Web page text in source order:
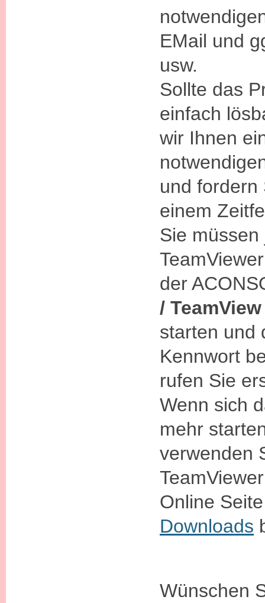
EMail und
usw.
Sollte das
einfach
wir Ihnen
und fordern
einem
Sie
der
/
starten und
Kennwort
rufen Sie
Wenn sich
mehr
verwenden
Online
Downloads
Wünschen